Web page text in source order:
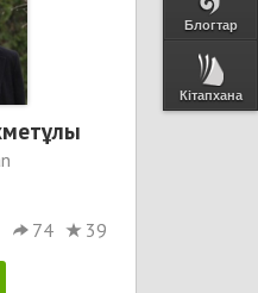
Блогтар
Кітапхана
74 39